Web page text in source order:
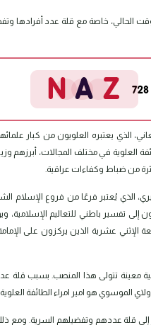
الحالي، خاصة مع قلة عدد أفرادها
الذي يعتبره العلويون من كبار
العراقية عام 1920، برز عدد من أتباع الطائفة العلوية في مختلف
من ضباط وكفاءات عراقية.
الذي يُعتبر فرعًا من فروع الإسلام
تفسير باطني للتعاليم الإسلامية،
عشرية الذين يركزون على
معينة تتولى هذا المنصب. بسبب قلة
الموسوي هو امير امراء الطائفة
قلة عددهم وتفضيلهم السرية. ومع